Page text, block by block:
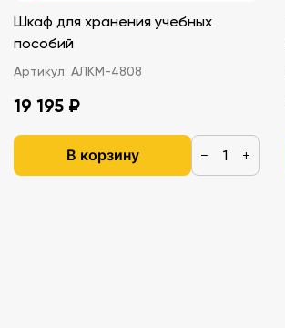
Шкаф для хранения учебных
пособий
Артикул: АЛКМ-4808
19 195 ₽
В корзину − +